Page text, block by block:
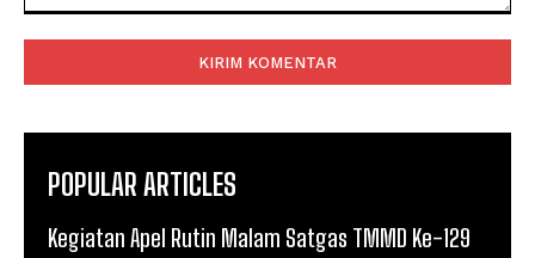
POPULAR ARTICLES
Kegiatan Apel Rutin Malam Satgas TMMD Ke-129